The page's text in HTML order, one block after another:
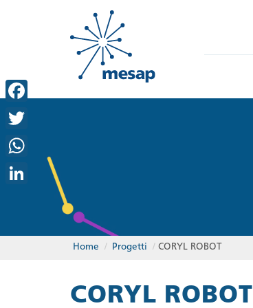
Home / Progetti / CORYL ROBOT
CORYL ROBOT
Facebook
Twitter
WhatsApp